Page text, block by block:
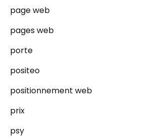
page web
pages web
porte
positeo
positionnement web
prix
psy